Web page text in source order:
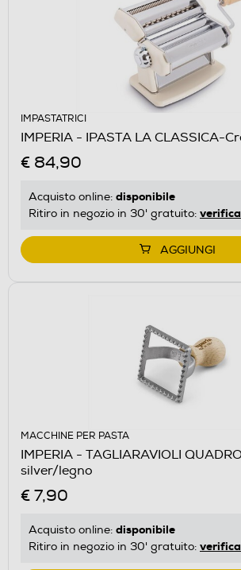
IMPASTATRICI
IMPERIA - IPASTA LA CLASSICA-
€ 84,90
Acquisto online: disponibile
Ritiro in negozio in 30' gratuito: verifica
AGGIUNGI
MACCHINE PER PASTA
IMPERIA - TAGLIARAVIOLI QUADRO 68X68 MM-
silver/legno
€ 7,90
Acquisto online: disponibile
Ritiro in negozio in 30' gratuito: verifica